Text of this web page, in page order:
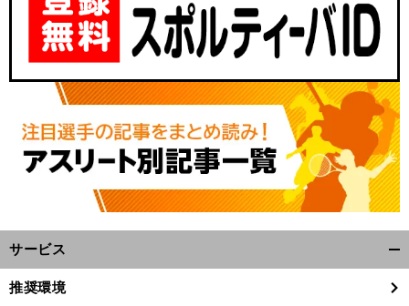
】
常
ヴ
」
へ
サービス
閉
推奨環境